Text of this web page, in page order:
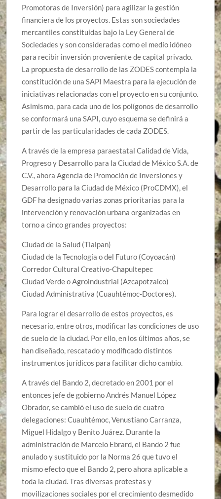
Promotoras de Inversión) para agilizar la gestión
financiera de los proyectos. Estas son sociedades
mercantiles constituidas bajo la Ley General de
Sociedades y son consideradas como el medio idóneo
para recibir inversión proveniente de capital privado.
La propuesta de desarrollo de las ZODES contempla la
constitución de una SAPI Maestra para la ejecución de
iniciativas relacionadas con el proyecto en su conjunto.
Asimismo, para cada uno de los polígonos de desarrollo
se conformará una SAPI, cuyo esquema se definirá a
partir de las particularidades de cada ZODES.
A través de la empresa paraestatal Calidad de Vida,
Progreso y Desarrollo para la Ciudad de México S.A. de
C.V., ahora Agencia de Promoción de Inversiones y
Desarrollo para la Ciudad de México (ProCDMX), el
GDF ha designado varias zonas prioritarias para la
intervención y renovación urbana organizadas en
torno a cinco grandes proyectos:
Ciudad de la Salud (Tlalpan)
Ciudad de la Tecnología o del Futuro (Coyoacán)
Corredor Cultural Creativo-Chapultepec
Ciudad Verde o Agroindustrial (Azcapotzalco)
Ciudad Administrativa (Cuauhtémoc-Doctores).
Para lograr el desarrollo de estos proyectos, es
necesario, entre otros, modificar las condiciones de uso
de suelo de la ciudad. Por ello, en los últimos años, se
han diseñado, rescatado y modificado distintos
instrumentos jurídicos para facilitar dicho cambio.
A través del Bando 2, decretado en 2001 por el
entonces jefe de gobierno Andrés Manuel López
Obrador, se cambió el uso de suelo de cuatro
delegaciones: Cuauhtémoc, Venustiano Carranza,
Miguel Hidalgo y Benito Juárez. Durante la
administración de Marcelo Ebrard, el Bando 2 fue
anulado y sustituido por la Norma 26 que tuvo el
mismo efecto que el Bando 2, pero ahora aplicable a
toda la ciudad. Tras diversas protestas y
movilizaciones sociales por el crecimiento desmedido